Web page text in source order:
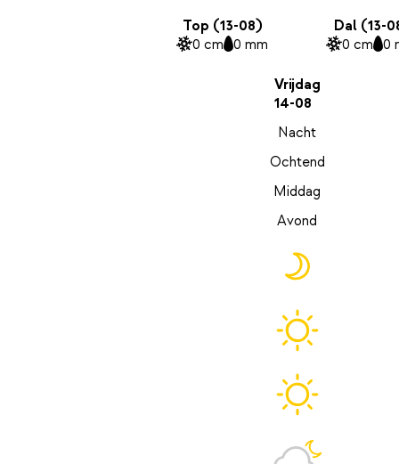
Top (13-08)
0 cm 0 mm
Dal (13-
0 cm 0
Vrijdag
14-08
Nacht
Ochtend
Middag
Avond